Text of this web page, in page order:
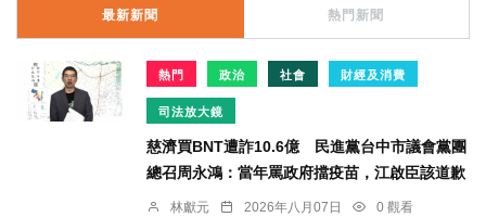
最新新聞 熱門新聞
熱門 政治 社會 財經及消費
司法放大鏡
慈濟買BNT遭詐10.6億 民進黨台中市議會黨團
總召周永鴻：當年罵政府擋疫苗，江啟臣該道歉
林獻元 2026年八月07日
0 觀看